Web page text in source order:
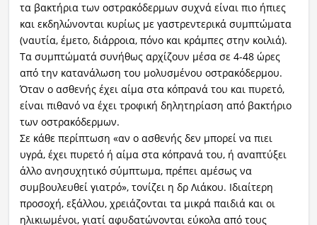
τα βακτήρια των οστρακόδερμων συχνά είναι πιο ήπιες
και εκδηλώνονται κυρίως με γαστρεντερικά συμπτώματα
(ναυτία, έμετο, διάρροια, πόνο και κράμπες στην κοιλιά).
Τα συμπτώματά συνήθως αρχίζουν μέσα σε 4-48 ώρες
από την κατανάλωση του μολυσμένου οστρακόδερμου.
Όταν ο ασθενής έχει αίμα στα κόπρανά του και πυρετό,
είναι πιθανό να έχει τροφική δηλητηρίαση από βακτήριο
των οστρακόδερμων.
Σε κάθε περίπτωση «αν ο ασθενής δεν μπορεί να πιει
υγρά, έχει πυρετό ή αίμα στα κόπρανά του, ή αναπτύξει
άλλο ανησυχητικό σύμπτωμα, πρέπει αμέσως να
συμβουλευθεί γιατρό», τονίζει η δρ Λιάκου. Ιδιαίτερη
προσοχή, εξάλλου, χρειάζονται τα μικρά παιδιά και οι
ηλικιωμένοι, γιατί αφυδατώνονται εύκολα από τους